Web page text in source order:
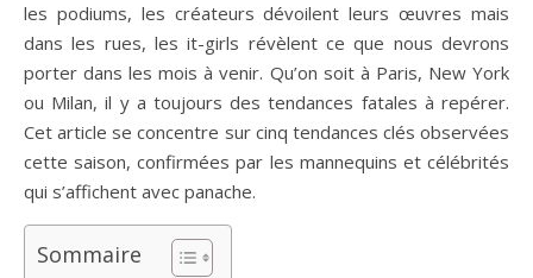
les podiums, les créateurs dévoilent leurs œuvres mais
dans les rues, les it-girls révèlent ce que nous devrons
porter dans les mois à venir. Qu’on soit à Paris, New York
ou Milan, il y a toujours des tendances fatales à repérer.
Cet article se concentre sur cinq tendances clés observées
cette saison, confirmées par les mannequins et célébrités
qui s’affichent avec panache.
Sommaire